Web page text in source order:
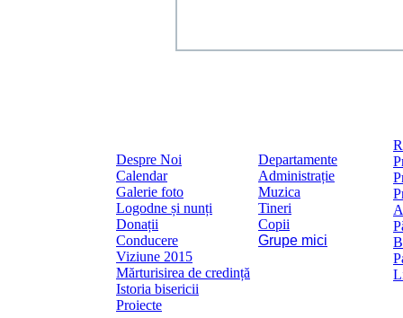
Despre Noi
Calendar
Galerie foto
Logodne și nunți
Donații
Conducere
Viziune 2015
Mărturisirea de credință
Istoria bisericii
Proiecte
Departamente
Administrație
Muzica
Tineri
Copii
Grupe mici